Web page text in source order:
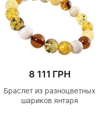
8 111 ГРН
Браслет из разноцветных
шариков янтаря